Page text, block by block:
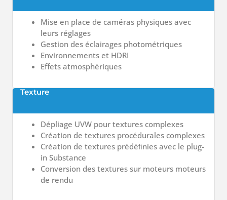
Mise en place de caméras physiques avec
leurs réglages
Gestion des éclairages photométriques
Environnements et HDRI
Effets atmosphériques
Texture
Dépliage UVW pour textures complexes
Création de textures procédurales complexes
Création de textures prédéﬁnies avec le plug-
in Substance
Conversion des textures sur moteurs moteurs
de rendu